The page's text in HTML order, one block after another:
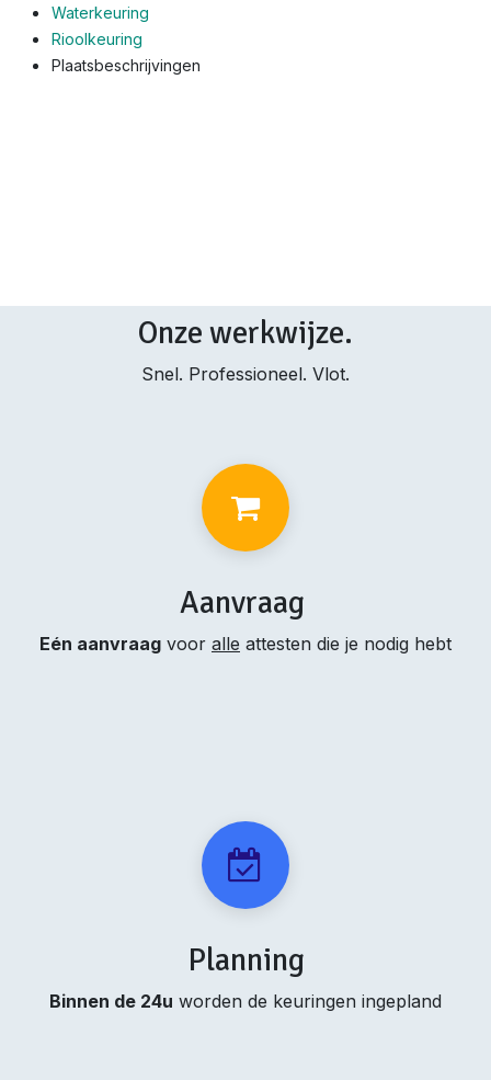
Waterkeuring
Rioolkeuring
Plaatsbeschrijvingen
Onze werkwijze.
Snel. Professioneel. Vlot.
Aanvraag
Eén aanvraag voor alle attesten die je nodig hebt
Planning
Binnen de 24u worden de keuringen ingepland